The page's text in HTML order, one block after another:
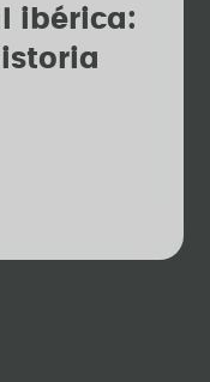
ibérica: